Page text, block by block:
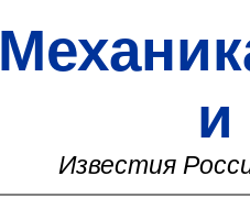
и
Известия